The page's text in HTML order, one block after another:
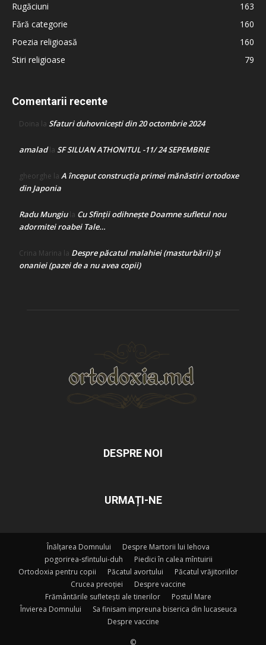
Rugăciuni
163
Fără categorie
160
Poezia religioasă
160
Stiri religioase
79
Comentarii recente
Doina la Sfaturi duhovnicești din 20 octombrie 2024
amaladla SF SILUAN ATHONITUL -11/ 24 SEPEMBRIE
gheorghe la A început construcţia primei mănăstiri ortodoxe
din Japonia
Radu Mungiula Cu Sfinții odihnește Doamne sufletul nou
adormitei roabei Tale…
Crina Marina la Despre păcatul malahiei (masturbării) şi
onaniei (pazei de a nu avea copii)
DESPRE NOI
URMAȚI-NE
Înălțarea Domnului
Despre Martorii lui Iehova
pogorirea-sfintului-duh
Piedici în calea mîntuirii
Ortodoxia pentru copii
Păcatul avortului
Păcatul vrăjitoriilor
Crucea preoției
Despre vaccine
Frământările sufletești ale tinerilor
Postul Mare
Învierea Domnului
Sa finisam impreuna biserica din lucaseuca
Despre vaccine
©